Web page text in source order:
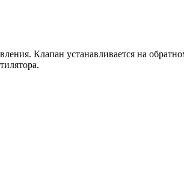
Клапан устанавливается на